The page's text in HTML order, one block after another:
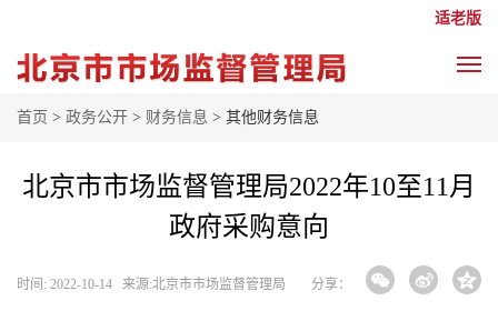
适老版
首页 > 政务公开 > 财务信息 > 其他财务信息
北京市市场监督管理局2022年10至11月
政府采购意向
时间: 2022-10-14 来源: ​北京市市场监督管理局 分享：